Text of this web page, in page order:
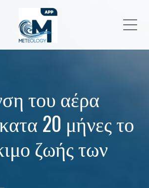
του αέρα
20 μήνες το
ζωής των